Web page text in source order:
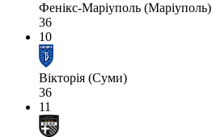
Фенікс-Маріуполь (Маріуполь)
36
10
Вікторія (Суми)
36
11